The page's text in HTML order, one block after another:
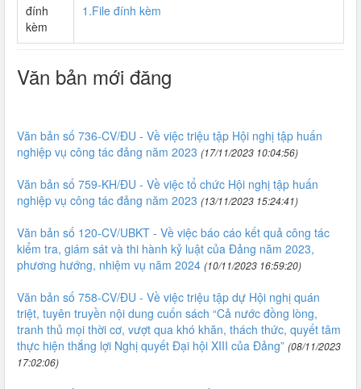
đính
kèm
1.File đính kèm
Văn bản mới đăng
Văn bản số 736-CV/ĐU - Về việc triệu tập Hội nghị tập huấn
nghiệp vụ công tác đảng năm 2023 (17/11/2023 10:04:56)
Văn bản số 759-KH/ĐU - Về việc tổ chức Hội nghị tập huấn
nghiệp vụ công tác đảng năm 2023 (13/11/2023 15:24:41)
Văn bản số 120-CV/UBKT - Về việc báo cáo kết quả công tác
kiểm tra, giám sát và thi hành kỷ luật của Đảng năm 2023,
phương hướng, nhiệm vụ năm 2024 (10/11/2023 16:59:20)
Văn bản số 758-CV/ĐU - Về việc triệu tập dự Hội nghị quán
triệt, tuyên truyền nội dung cuốn sách “Cả nước đồng lòng,
tranh thủ mọi thời cơ, vượt qua khó khăn, thách thức, quyết tâm
thực hiện thắng lợi Nghị quyết Đại hội XIII của Đảng” (08/11/2023
17:02:06)